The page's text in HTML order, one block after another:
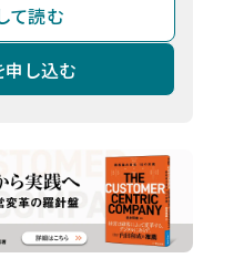
て読む
し込む